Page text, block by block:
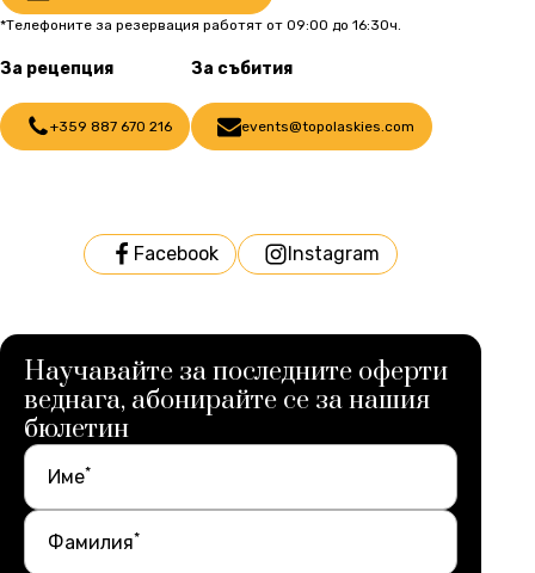
*Телефоните за резервация работят от 09:00 до 16:30ч.
За рецепция
+359 887 670 216
За събития
events@topolaskies.com
Facebook Instagram
Научавайте за последните оферти
веднага, абонирайте се за нашия
бюлетин
Име*
Фамилия*